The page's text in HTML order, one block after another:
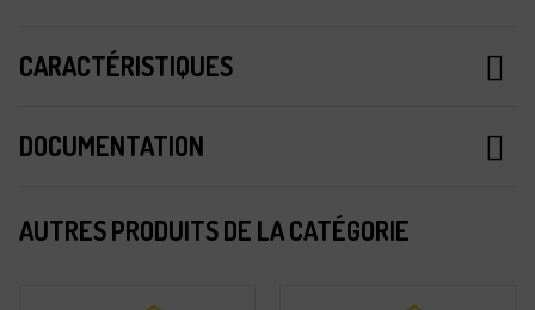
CARACTÉRISTIQUES
DOCUMENTATION
AUTRES PRODUITS DE LA CATÉGORIE